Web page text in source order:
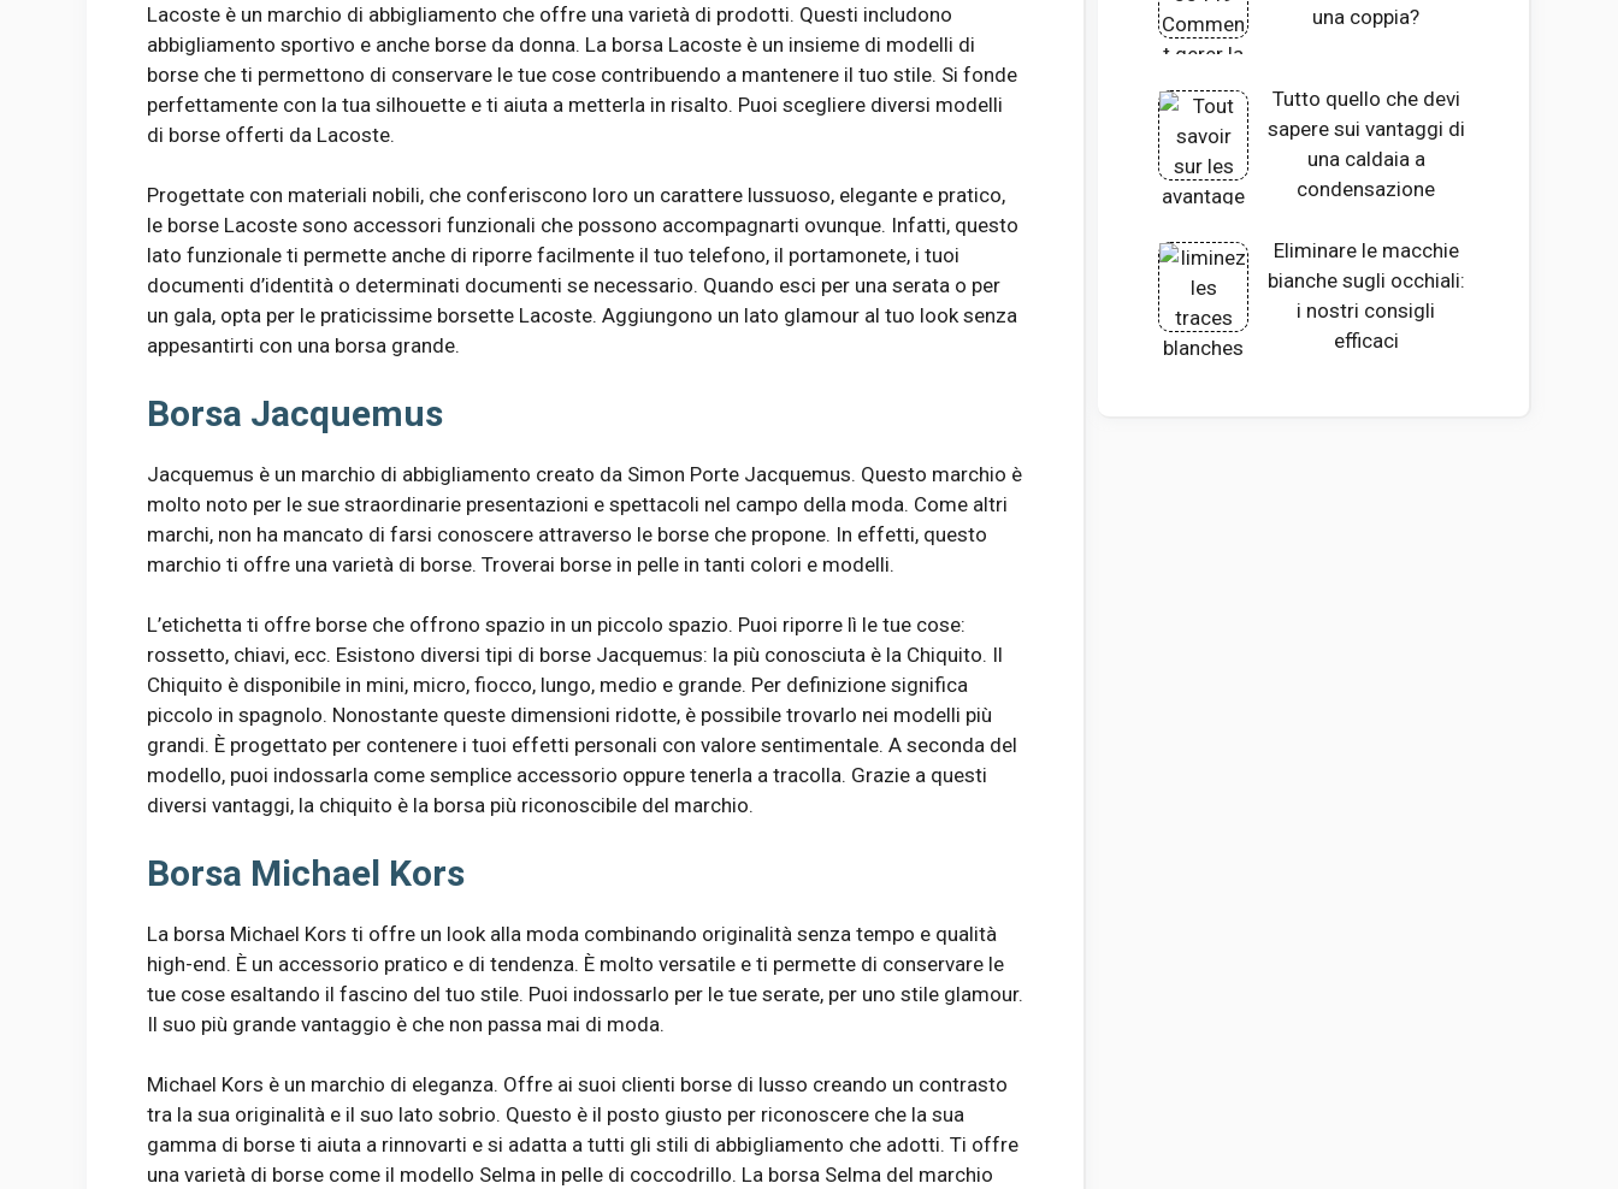
Lacoste è un marchio di abbigliamento che offre una varietà di prodotti. Questi includono
abbigliamento sportivo e anche borse da donna. La borsa Lacoste è un insieme di modelli di
borse che ti permettono di conservare le tue cose contribuendo a mantenere il tuo stile. Si fonde
perfettamente con la tua silhouette e ti aiuta a metterla in risalto. Puoi scegliere diversi modelli
di borse offerti da Lacoste.
Progettate con materiali nobili, che conferiscono loro un carattere lussuoso, elegante e pratico,
le borse Lacoste sono accessori funzionali che possono accompagnarti ovunque. Infatti, questo
lato funzionale ti permette anche di riporre facilmente il tuo telefono, il portamonete, i tuoi
documenti d’identità o determinati documenti se necessario. Quando esci per una serata o per
un gala, opta per le praticissime borsette Lacoste. Aggiungono un lato glamour al tuo look senza
appesantirti con una borsa grande.
Borsa Jacquemus
Jacquemus è un marchio di abbigliamento creato da Simon Porte Jacquemus. Questo marchio è
molto noto per le sue straordinarie presentazioni e spettacoli nel campo della moda. Come altri
marchi, non ha mancato di farsi conoscere attraverso le borse che propone. In effetti, questo
marchio ti offre una varietà di borse. Troverai borse in pelle in tanti colori e modelli.
L’etichetta ti offre borse che offrono spazio in un piccolo spazio. Puoi riporre lì le tue cose:
rossetto, chiavi, ecc. Esistono diversi tipi di borse Jacquemus: la più conosciuta è la Chiquito. Il
Chiquito è disponibile in mini, micro, fiocco, lungo, medio e grande. Per definizione significa
piccolo in spagnolo. Nonostante queste dimensioni ridotte, è possibile trovarlo nei modelli più
grandi. È progettato per contenere i tuoi effetti personali con valore sentimentale. A seconda del
modello, puoi indossarla come semplice accessorio oppure tenerla a tracolla. Grazie a questi
diversi vantaggi, la chiquito è la borsa più riconoscibile del marchio.
Borsa Michael Kors
La borsa Michael Kors ti offre un look alla moda combinando originalità senza tempo e qualità
high-end. È un accessorio pratico e di tendenza. È molto versatile e ti permette di conservare le
tue cose esaltando il fascino del tuo stile. Puoi indossarlo per le tue serate, per uno stile glamour.
Il suo più grande vantaggio è che non passa mai di moda.
Michael Kors è un marchio di eleganza. Offre ai suoi clienti borse di lusso creando un contrasto
tra la sua originalità e il suo lato sobrio. Questo è il posto giusto per riconoscere che la sua
gamma di borse ti aiuta a rinnovarti e si adatta a tutti gli stili di abbigliamento che adotti. Ti offre
una varietà di borse come il modello Selma in pelle di coccodrillo. La borsa Selma del marchio
una coppia?
Tutto quello che devi
sapere sui vantaggi di
una caldaia a
condensazione
Eliminare le macchie
bianche sugli occhiali:
i nostri consigli
efficaci